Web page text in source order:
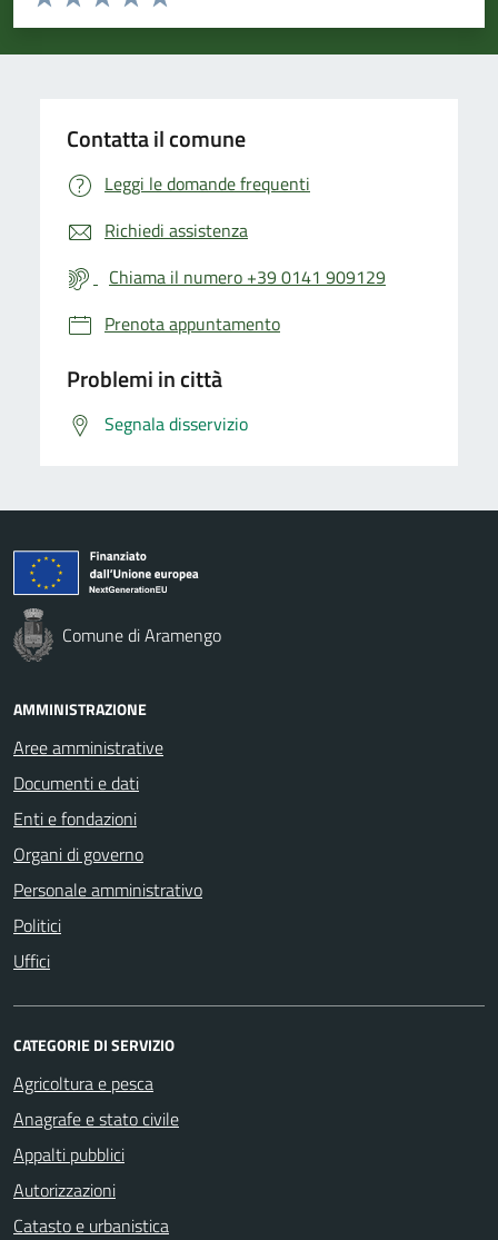
Valuta 5 stelle su 5
Valuta 4 stelle su 5
Valuta 3 stelle su 5
Valuta 2 stelle su 5
Valuta 1 stelle su 5
Contatta il comune
Leggi le domande frequenti
Richiedi assistenza
Chiama il numero +39 0141 909129
Prenota appuntamento
Problemi in città
Segnala disservizio
Comune di Aramengo
AMMINISTRAZIONE
Aree amministrative
Documenti e dati
Enti e fondazioni
Organi di governo
Personale amministrativo
Politici
Uffici
CATEGORIE DI SERVIZIO
Agricoltura e pesca
Anagrafe e stato civile
Appalti pubblici
Autorizzazioni
Catasto e urbanistica